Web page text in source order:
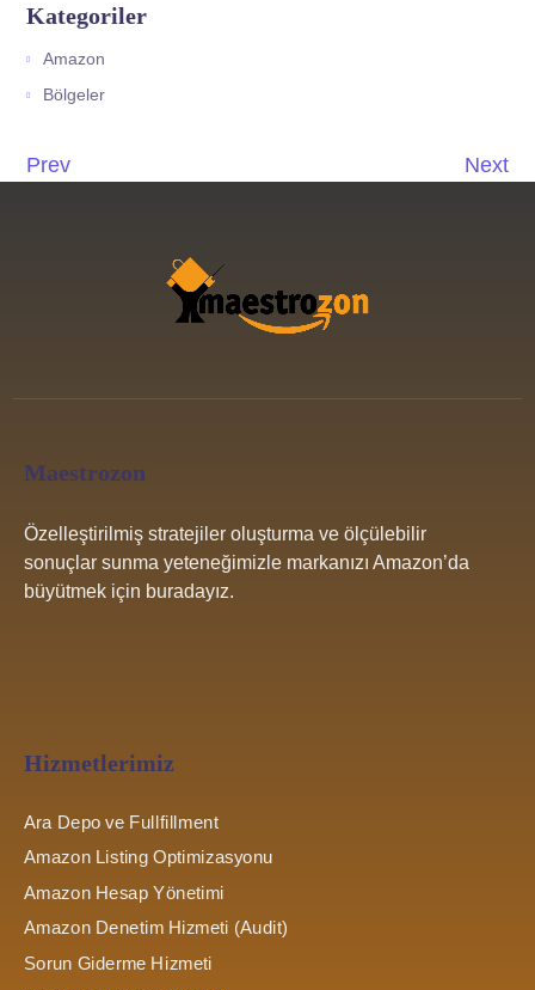
Kategoriler
Amazon
Bölgeler
Prev Next
Maestrozon
Özelleştirilmiş stratejiler oluşturma ve ölçülebilir
sonuçlar sunma yeteneğimizle markanızı Amazon’da
büyütmek için buradayız.
Hizmetlerimiz
Ara Depo ve Fullfillment
Amazon Listing Optimizasyonu
Amazon Hesap Yönetimi
Amazon Denetim Hizmeti (Audit)
Sorun Giderme Hizmeti